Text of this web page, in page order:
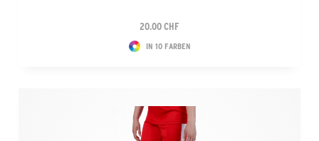
20.00 CHF
IN 10 FARBEN